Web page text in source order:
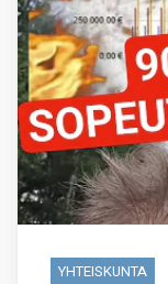
YHTEISKUNTA